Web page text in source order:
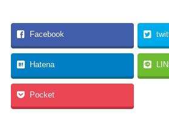
Facebook
Hatena
Pocket